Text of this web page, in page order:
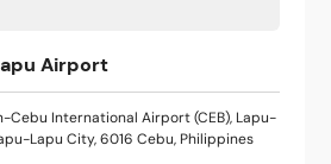
Airport
Cebu International Airport (CEB), Lapu-
Lapu City, 6016 Cebu, Philippines